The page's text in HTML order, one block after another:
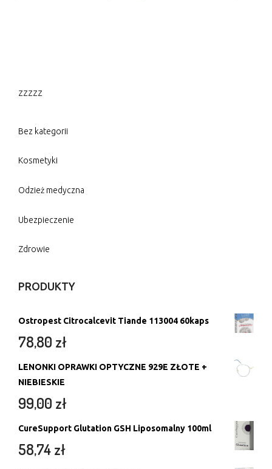
zzzzz
Bez kategorii
Kosmetyki
Odzież medyczna
Ubezpieczenie
Zdrowie
PRODUKTY
Ostropest Citrocalcevit Tiande 113004 60kaps
78,80 zł
LENONKI OPRAWKI OPTYCZNE 929E ZŁOTE +
NIEBIESKIE
99,00 zł
CureSupport Glutation GSH Liposomalny 100ml
58,74zł